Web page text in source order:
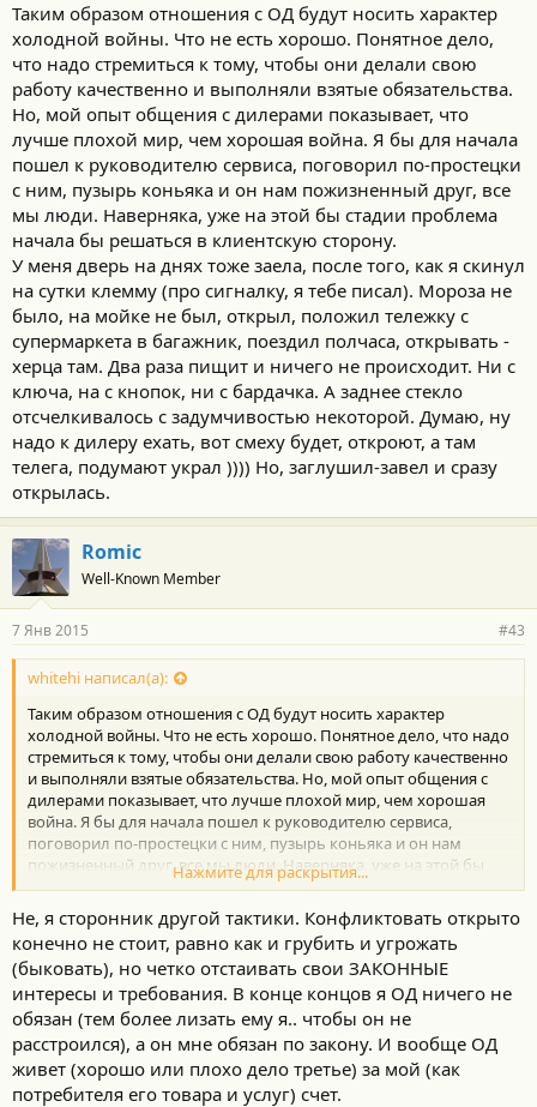
Таким образом отношения с ОД будут носить характер
холодной войны. Что не есть хорошо. Понятное дело,
что надо стремиться к тому, чтобы они делали свою
работу качественно и выполняли взятые обязательства.
Но, мой опыт общения с дилерами показывает, что
лучше плохой мир, чем хорошая война. Я бы для начала
пошел к руководителю сервиса, поговорил по-простецки
с ним, пузырь коньяка и он нам пожизненный друг, все
мы люди. Наверняка, уже на этой бы стадии проблема
начала бы решаться в клиентскую сторону.
У меня дверь на днях тоже заела, после того, как я скинул
на сутки клемму (про сигналку, я тебе писал). Мороза не
было, на мойке не был, открыл, положил тележку с
супермаркета в багажник, поездил полчаса, открывать -
херца там. Два раза пищит и ничего не происходит. Ни с
ключа, на с кнопок, ни с бардачка. А заднее стекло
отсчелкивалось с задумчивостью некоторой. Думаю, ну
надо к дилеру ехать, вот смеху будет, откроют, а там
телега, подумают украл )))) Но, заглушил-завел и сразу
открылась.
Romic
Well-Known Member
7 Янв 2015 #43
whitehi написал(а):
Таким образом отношения с ОД будут носить характер
холодной войны. Что не есть хорошо. Понятное дело, что надо
стремиться к тому, чтобы они делали свою работу качественно
и выполняли взятые обязательства. Но, мой опыт общения с
дилерами показывает, что лучше плохой мир, чем хорошая
война. Я бы для начала пошел к руководителю сервиса,
поговорил по-простецки с ним, пузырь коньяка и он нам
пожизненный друг, все мы люди. Наверняка, уже на этой бы
стадии проблема начала бы решаться в клиентскую сторону.
У меня дверь на днях тоже заела, после того, как я скинул на
сутки клемму (про сигналку, я тебе писал). Мороза не было, на
мойке не был, открыл, положил тележку с супермаркета в
багажник, поездил полчаса, открывать - херца там. Два раза
пищит и ничего не происходит. Ни с ключа, на с кнопок, ни с
бардачка. А заднее стекло отсчелкивалось с задумчивостью
некоторой. Думаю, ну надо к дилеру ехать, вот смеху будет,
откроют, а там телега, подумают украл )))) Но, заглушил-завел
и сразу открылась.
Нажмите для раскрытия...
Не, я сторонник другой тактики. Конфликтовать открыто
конечно не стоит, равно как и грубить и угрожать
(быковать), но четко отстаивать свои ЗАКОННЫЕ
интересы и требования. В конце концов я ОД ничего не
обязан (тем более лизать ему я.. чтобы он не
расстроился), а он мне обязан по закону. И вообще ОД
живет (хорошо или плохо дело третье) за мой (как
потребителя его товара и услуг) счет.